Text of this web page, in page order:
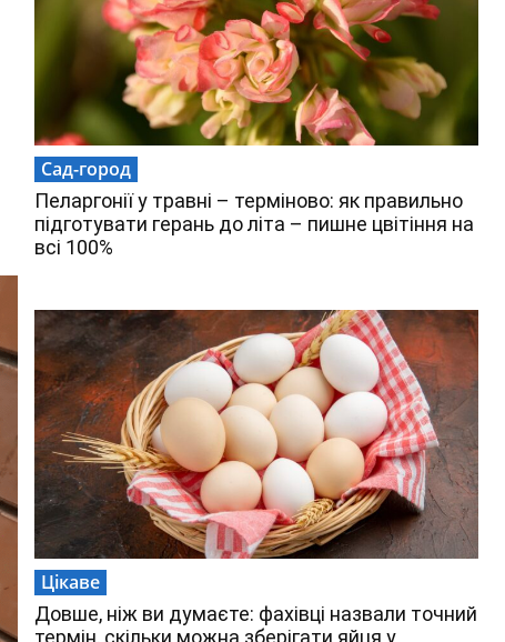
Сад-город
Пеларгонії у травні – терміново: як правильно
підготувати герань до літа – пишне цвітіння на
всі 100%
Цікаве
Довше, ніж ви думаєте: фахівці назвали точний
термін, скільки можна зберігати яйця у